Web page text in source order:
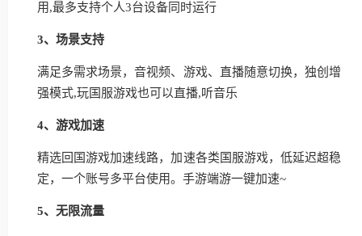
用,最多支持个人3台设备同时运行
3、场景支持
满足多需求场景，音视频、游戏、直播随意切换，独创增
强模式,玩国服游戏也可以直播,听音乐
4、游戏加速
精选回国游戏加速线路，加速各类国服游戏，低延迟超稳
定，一个账号多平台使用。手游端游一键加速~
5、无限流量